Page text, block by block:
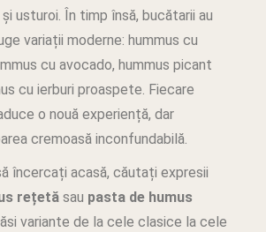
usturoi. În timp însă, bucătarii au
variații moderne: hummus cu
cu avocado, hummus picant
cu ierburi proaspete. Fiecare
o nouă experiență, dar
cremoasă inconfundabilă.
încercați acasă, căutați expresii
rețetă sau pasta de humus
variante de la cele clasice la cele